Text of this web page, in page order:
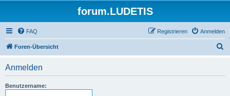
forum.LUDETIS
FAQ Anmelden
Registrieren
Foren-Übersicht
Anmelden
Benutzername: